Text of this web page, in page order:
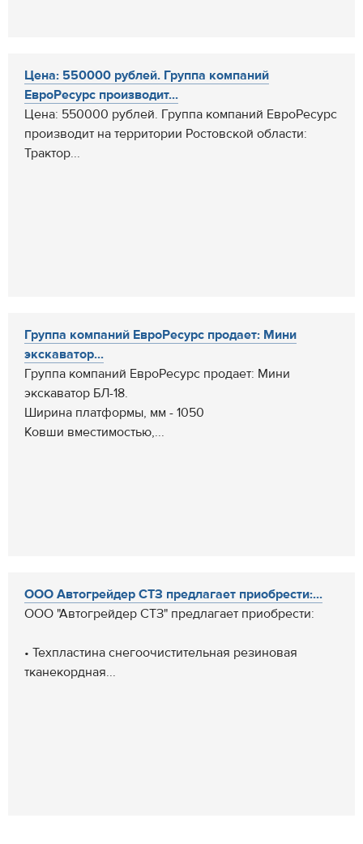
Цена: 550000 рублей. Группа компаний
ЕвроРесурс производит...
Цена: 550000 рублей. Группа компаний ЕвроРесурс
производит на территории Ростовской области:
Трактор...
Группа компаний ЕвроРесурс продает: Мини
экскаватор...
Группа компаний ЕвроРесурс продает: Мини
экскаватор БЛ-18.
Ширина платформы, мм - 1050
Ковши вместимостью,...
ООО Автогрейдер СТЗ предлагает приобрести:...
ООО "Автогрейдер СТЗ" предлагает приобрести:
• Техпластина снегоочистительная резиновая
тканекордная...